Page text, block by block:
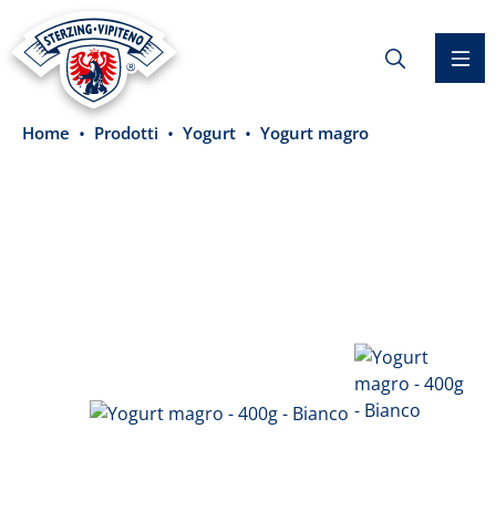
principale
Home Prodotti Yogurt Yogurt magro